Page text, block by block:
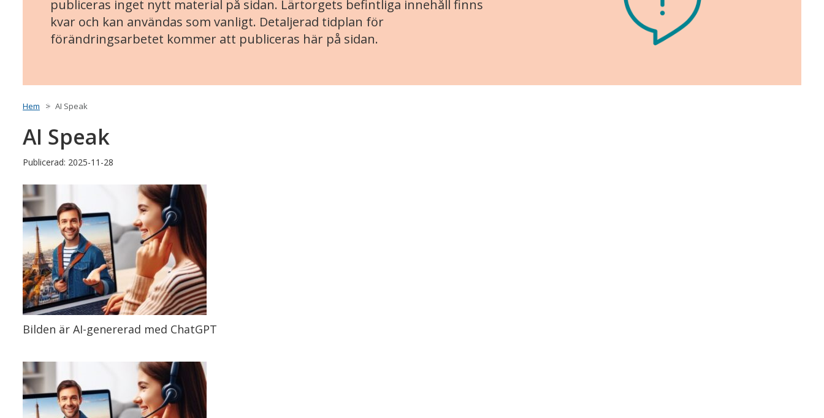
publiceras inget nytt material på sidan. Lärtorgets befintliga innehåll finns
kvar och kan användas som vanligt. Detaljerad tidplan för
förändringsarbetet kommer att publiceras här på sidan.
Hem AI Speak
AI Speak
Publicerad: 2025-11-28
Bilden är AI-genererad med ChatGPT